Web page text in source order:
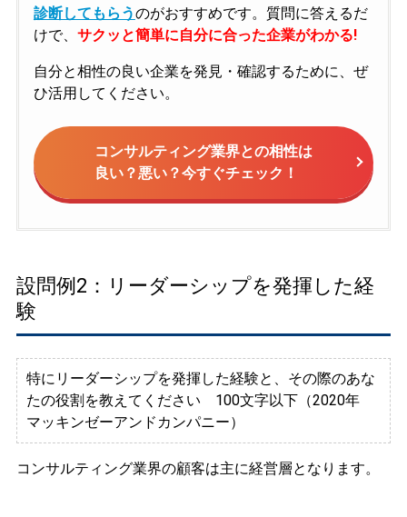
診断してもらうのがおすすめです。質問に答えるだ
けで、 サクッと簡単に自分に合った企業がわかる!
自分と相性の良い企業を発見・確認するために、ぜ
ひ活用してください。
コンサルティング業界との相性は
良い？悪い？今すぐチェック！
設問例2：リーダーシップを発揮した経
験
特にリーダーシップを発揮した経験と、その際のあな
たの役割を教えてください 100文字以下（2020年
マッキンゼーアンドカンパニー）
コンサルティング業界の顧客は主に経営層となります。